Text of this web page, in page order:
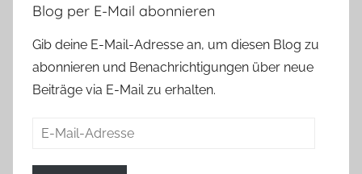
Blog per E-Mail abonnieren
Gib deine E-Mail-Adresse an, um diesen Blog zu
abonnieren und Benachrichtigungen über neue
Beiträge via E-Mail zu erhalten.
E-